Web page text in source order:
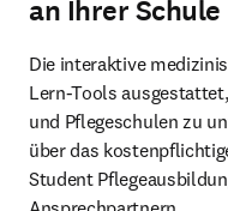
an Ihrer Schule
Die interaktive
Lern-Tools
und Pflegeschulen zu
über das
Student